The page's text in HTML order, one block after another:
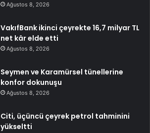
Ağustos 8, 2026
VakıfBank ikinci çeyrekte 16,7 milyar TL
net kâr elde etti
Ağustos 8, 2026
Seymen ve Karamürsel tünellerine
konfor dokunuşu
Ağustos 8, 2026
Citi, üçüncü çeyrek petrol tahminini
yükseltti